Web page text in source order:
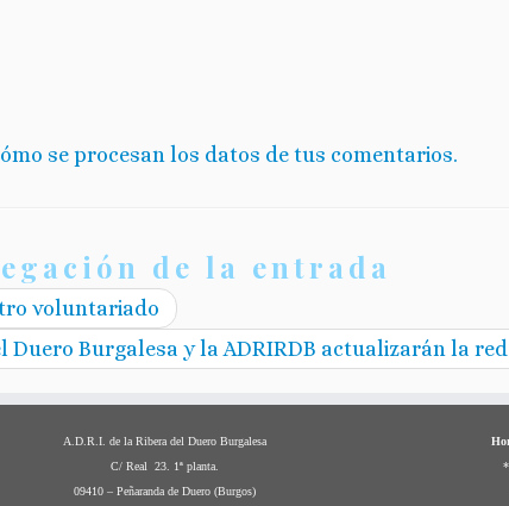
se procesan los datos de tus comentarios.
de la entrada
voluntariado
Duero Burgalesa y la ADRIRDB actualizarán la
A.D.R.I. de la Ribera del Duero Burgalesa
C/ Real 23. 1ª planta.
09410 – Peñaranda de Duero (Burgos)
*